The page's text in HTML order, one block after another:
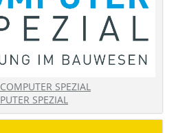
SPEZIAL
SPEZIAL